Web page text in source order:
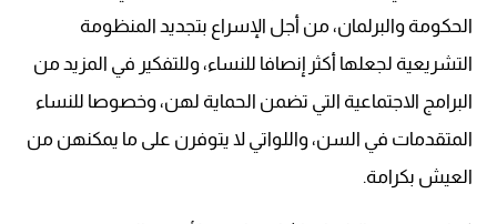
الحكومة والبرلمان، من أجل الإسراع بتجديد المنظومة
التشريعية لجعلها أكثر إنصافا للنساء، وللتفكير في المزيد من
البرامج الاجتماعية التي تضمن الحماية لهن، وخصوصا للنساء
المتقدمات في السن، واللواتي لا يتوفرن على ما يمكنهن من
العيش بكرامة.